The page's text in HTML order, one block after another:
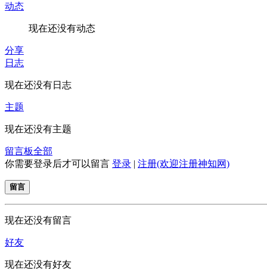
动态
现在还没有动态
分享
日志
现在还没有日志
主题
现在还没有主题
留言板全部
你需要登录后才可以留言 登录 | 注册(欢迎注册神知网)
留言
现在还没有留言
好友
现在还没有好友